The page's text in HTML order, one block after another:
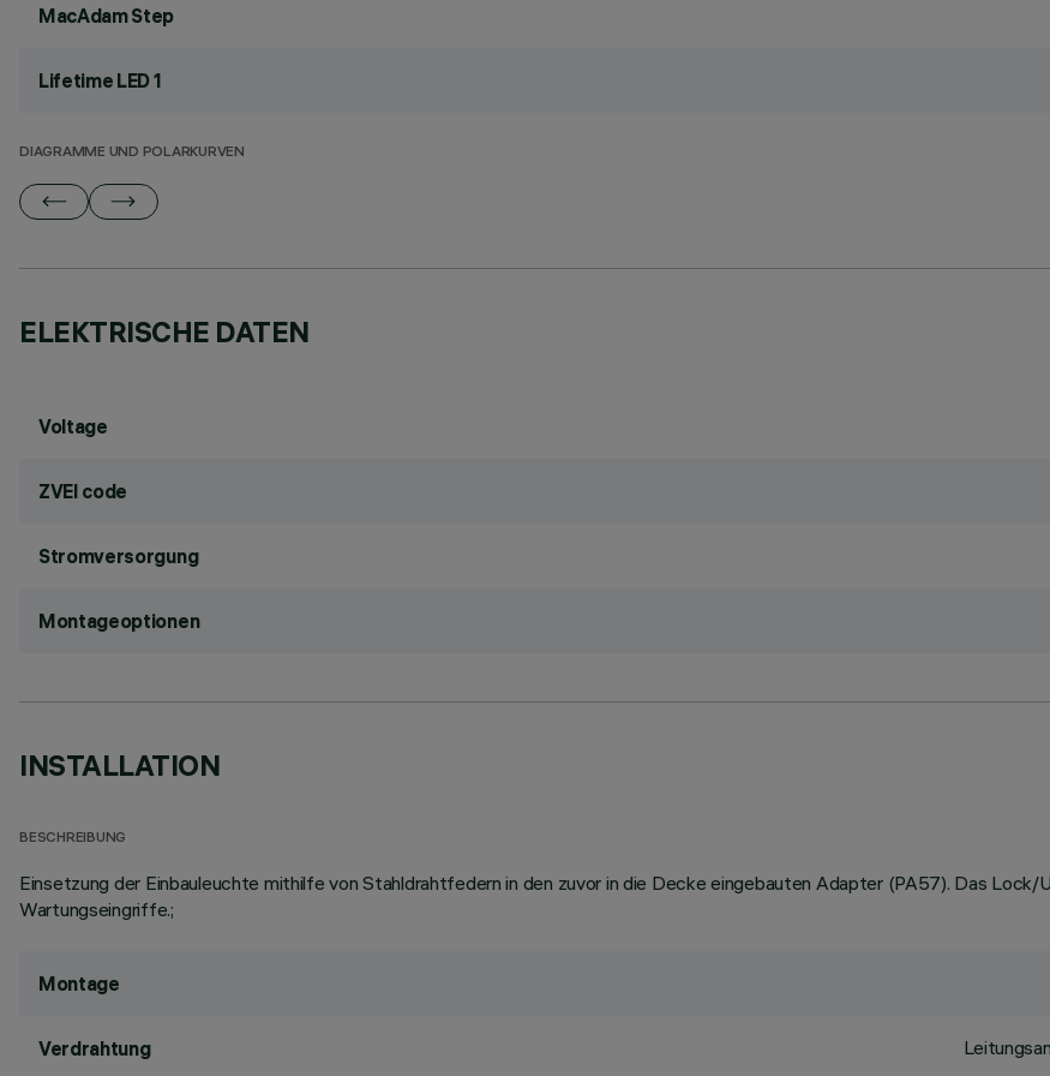
MacAdam Step
Lifetime LED 1
DIAGRAMME UND POLARKURVEN
ELEKTRISCHE DATEN
Voltage
ZVEI code
Stromversorgung
Montageoptionen
INSTALLATION
BESCHREIBUNG
Einsetzung der Einbauleuchte mithilfe von Stahldrahtfedern in den zuvor in die Decke eingebauten Adapter (PA57). Das
Wartungseingriffe.;
Montage
Verdrahtung